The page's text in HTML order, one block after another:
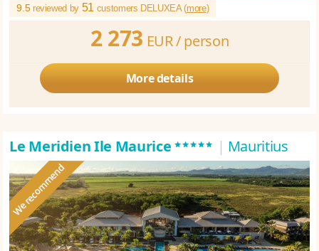
9.5 reviewed by 51 customers DELUXEA (more)
2 273 EUR /person
More details
Le Meridien Ile Maurice***** | Mauritius